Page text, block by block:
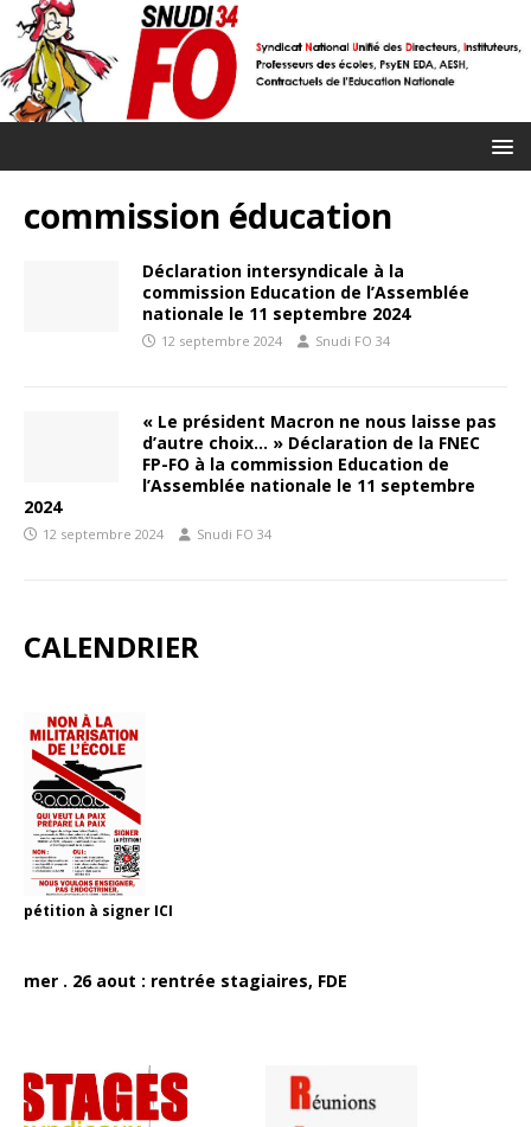
commission éducation
Déclaration intersyndicale à la
commission Education de l’Assemblée
nationale le 11 septembre 2024
12 septembre 2024 Snudi FO 34
« Le président Macron ne nous laisse pas
d’autre choix… » Déclaration de la FNEC
FP-FO à la commission Education de
l’Assemblée nationale le 11 septembre
2024
12 septembre 2024 Snudi FO 34
CALENDRIER
pétition à signer ICI
mer . 26 aout : rentrée stagiaires, FDE